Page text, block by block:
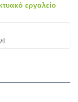
εργαλείο